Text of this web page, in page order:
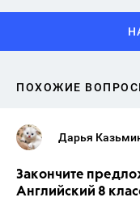
ПОХОЖИЕ
Дарья
Закончите
Английский 8